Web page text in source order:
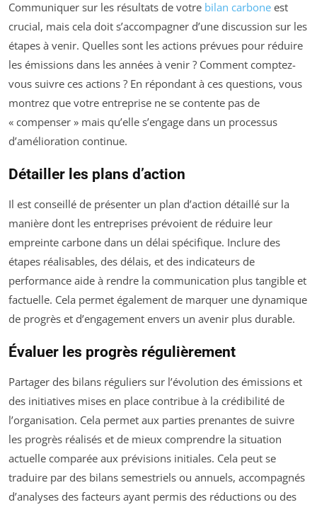
Communiquer sur les résultats de votre bilan carbone est
crucial, mais cela doit s’accompagner d’une discussion sur les
étapes à venir. Quelles sont les actions prévues pour réduire
les émissions dans les années à venir ? Comment comptez-
vous suivre ces actions ? En répondant à ces questions, vous
montrez que votre entreprise ne se contente pas de
« compenser » mais qu’elle s’engage dans un processus
d’amélioration continue.
Détailler les plans d’action
Il est conseillé de présenter un plan d’action détaillé sur la
manière dont les entreprises prévoient de réduire leur
empreinte carbone dans un délai spécifique. Inclure des
étapes réalisables, des délais, et des indicateurs de
performance aide à rendre la communication plus tangible et
factuelle. Cela permet également de marquer une dynamique
de progrès et d’engagement envers un avenir plus durable.
Évaluer les progrès régulièrement
Partager des bilans réguliers sur l’évolution des émissions et
des initiatives mises en place contribue à la crédibilité de
l’organisation. Cela permet aux parties prenantes de suivre
les progrès réalisés et de mieux comprendre la situation
actuelle comparée aux prévisions initiales. Cela peut se
traduire par des bilans semestriels ou annuels, accompagnés
d’analyses des facteurs ayant permis des réductions ou des